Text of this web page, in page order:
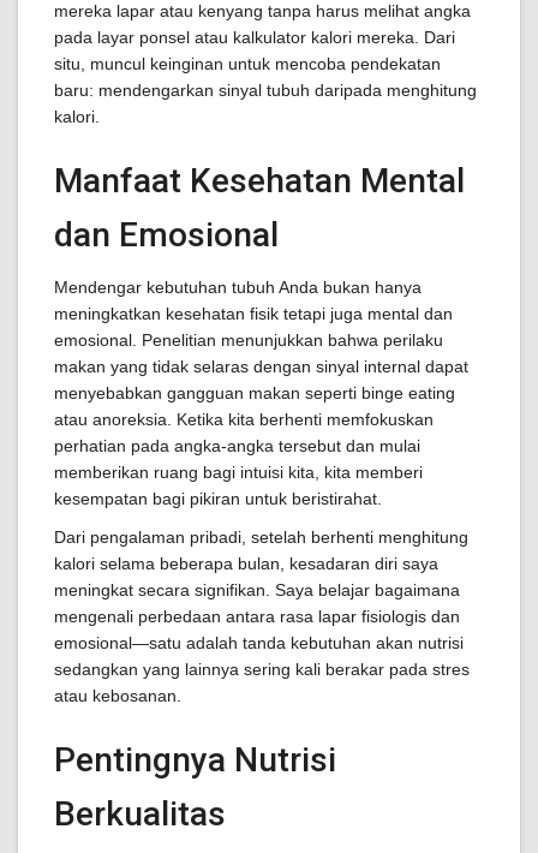
mereka lapar atau kenyang tanpa harus melihat angka
pada layar ponsel atau kalkulator kalori mereka. Dari
situ, muncul keinginan untuk mencoba pendekatan
baru: mendengarkan sinyal tubuh daripada menghitung
kalori.
Manfaat Kesehatan Mental
dan Emosional
Mendengar kebutuhan tubuh Anda bukan hanya
meningkatkan kesehatan fisik tetapi juga mental dan
emosional. Penelitian menunjukkan bahwa perilaku
makan yang tidak selaras dengan sinyal internal dapat
menyebabkan gangguan makan seperti binge eating
atau anoreksia. Ketika kita berhenti memfokuskan
perhatian pada angka-angka tersebut dan mulai
memberikan ruang bagi intuisi kita, kita memberi
kesempatan bagi pikiran untuk beristirahat.
Dari pengalaman pribadi, setelah berhenti menghitung
kalori selama beberapa bulan, kesadaran diri saya
meningkat secara signifikan. Saya belajar bagaimana
mengenali perbedaan antara rasa lapar fisiologis dan
emosional—satu adalah tanda kebutuhan akan nutrisi
sedangkan yang lainnya sering kali berakar pada stres
atau kebosanan.
Pentingnya Nutrisi
Berkualitas